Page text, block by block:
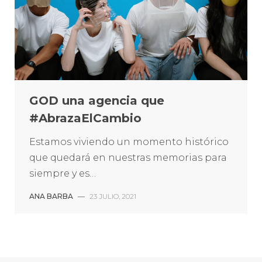
GOD una agencia que
#AbrazaElCambio
Estamos viviendo un momento histórico
que quedará en nuestras memorias para
siempre y es…
ANA BARBA — 23 JULIO, 2021